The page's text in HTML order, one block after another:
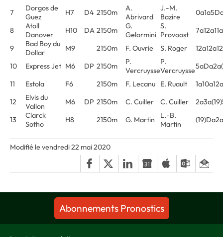
7
Dorgos de
Guez
H7 D4 2150m
A.
Abrivard
J.-M.
Bazire
8
Atoll
Danover
H10 DA 2150m
G.
Gelormini
S.
Provoost
9
Bad Boy du
Dollar
M9 2150m F. Ouvrie S. Roger
10
Express Jet M6 DP 2150m
P.
Vercruysse
P.
Vercruysse
11
Estola F6 2150m F. Lecanu E. Ruault
12
Elvis du
Vallon
M6 DP 2150m C. Cuiller C. Cuiller
13
Clarck
Sotho
H8 2150m G. Martin
L.-B.
Martin
Modifié le vendredi 22 mai 2020
Abonnements Pronostics